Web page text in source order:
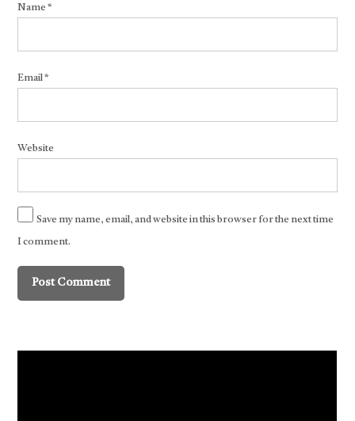
Name*
Email*
Website
Save my name, email, and website in this browser for the next time
I comment.